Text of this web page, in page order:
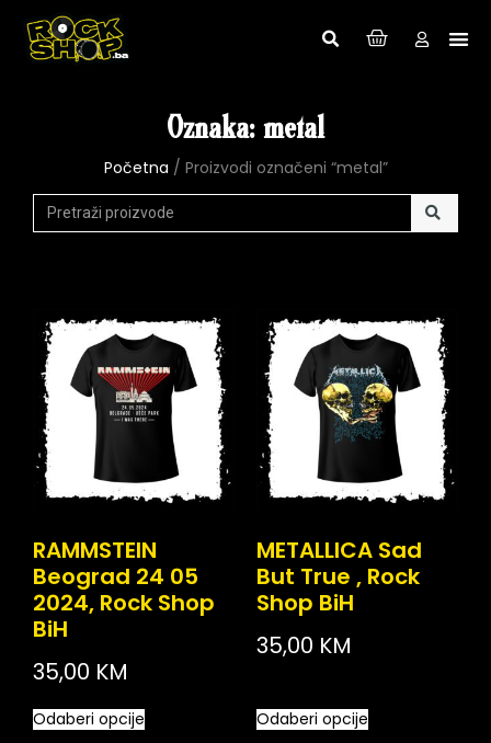
Oznaka: metal
Početna / Proizvodi označeni “metal”
RAMMSTEIN
Beograd 24 05
2024, Rock Shop
BiH
35,00 KM
Odaberi opcije
METALLICA Sad
But True , Rock
Shop BiH
35,00 KM
Odaberi opcije